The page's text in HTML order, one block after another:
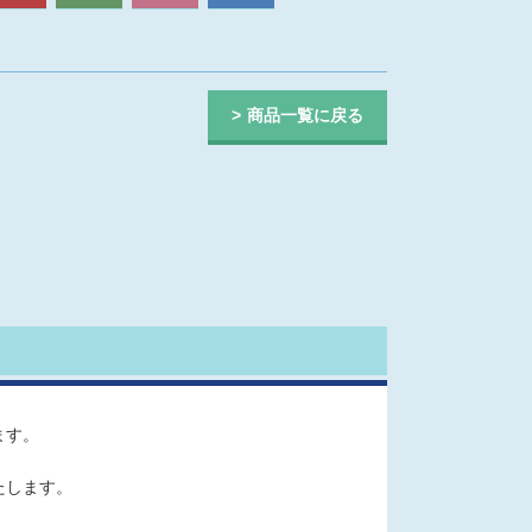
商品一覧に戻る
。
ます。